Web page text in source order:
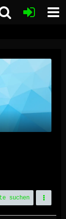
suchen